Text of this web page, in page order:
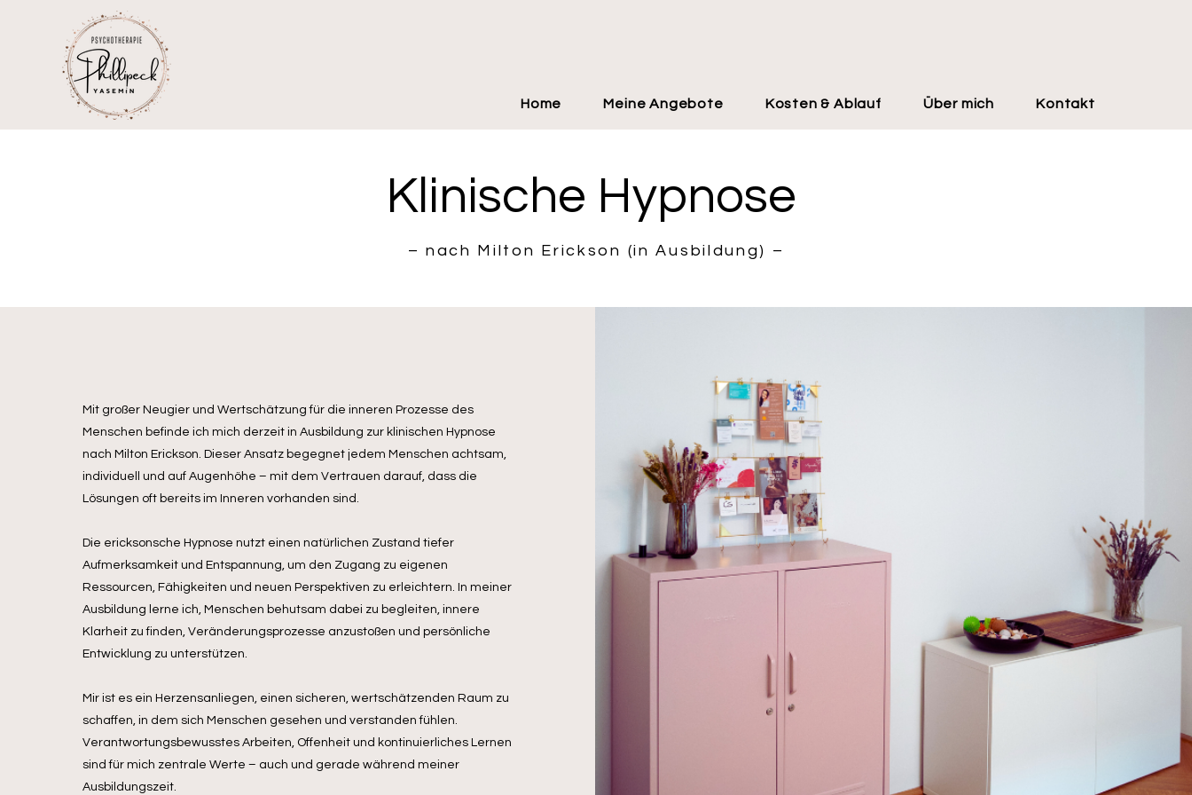
Home Meine Angebote Kosten & Ablauf Über mich Kontakt
Klinische Hypnose
– nach Milton Erickson (in Ausbildung) ​–
​Mit großer Neugier und Wertschätzung für die inneren Prozesse des
Menschen befinde ich mich derzeit in Ausbildung zur klinischen Hypnose
nach Milton Erickson. Dieser Ansatz begegnet jedem Menschen achtsam,
individuell und auf Augenhöhe – mit dem Vertrauen darauf, dass die
Lösungen oft bereits im Inneren vorhanden sind.
Die ericksonsche Hypnose nutzt einen natürlichen Zustand tiefer
Aufmerksamkeit und Entspannung, um den Zugang zu eigenen
Ressourcen, Fähigkeiten und neuen Perspektiven zu erleichtern. In meiner
Ausbildung lerne ich, Menschen behutsam dabei zu begleiten, innere
Klarheit zu finden, Veränderungsprozesse anzustoßen und persönliche
Entwicklung zu unterstützen.
Mir ist es ein Herzensanliegen, einen sicheren, wertschätzenden Raum zu
schaffen, in dem sich Menschen gesehen und verstanden fühlen.
Verantwortungsbewusstes Arbeiten, Offenheit und kontinuierliches Lernen
sind für mich zentrale Werte – auch und gerade während meiner
Ausbildungszeit.